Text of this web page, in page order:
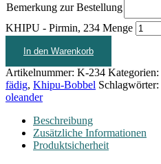
Bemerkung zur Bestellung
KHIPU - Pirmin, 234 Menge
In den Warenkorb
Artikelnummer: K-234 Kategorien:
fädig, Khipu-Bobbel Schlagwörter:
oleander
Beschreibung
Zusätzliche Informationen
Produktsicherheit